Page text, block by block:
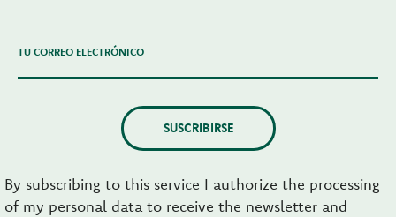
TU CORREO ELECTRÓNICO
SUSCRIBIRSE
By subscribing to this service I authorize the processing
of my personal data to receive the newsletter and